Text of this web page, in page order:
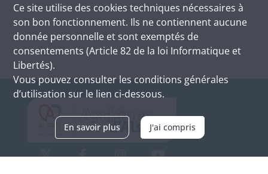
Ce site utilise des cookies techniques nécessaires à
son bon fonctionnement. Ils ne contiennent aucune
donnée personnelle et sont exemptés de
consentements (Article 82 de la loi Informatique et
Libertés).
Vous pouvez consulter les conditions générales
d’utilisation sur le lien ci-dessous.
En savoir plus J'ai compris